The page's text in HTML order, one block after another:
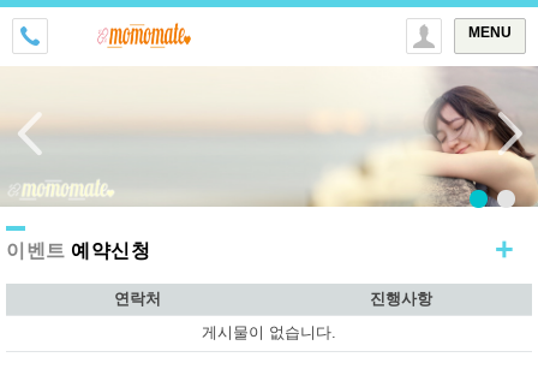
MENU
이벤트 예약신청 +
연락처 진행사항
게시물이 없습니다.